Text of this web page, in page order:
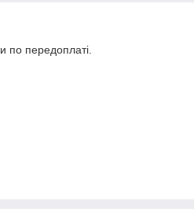
по передоплаті.